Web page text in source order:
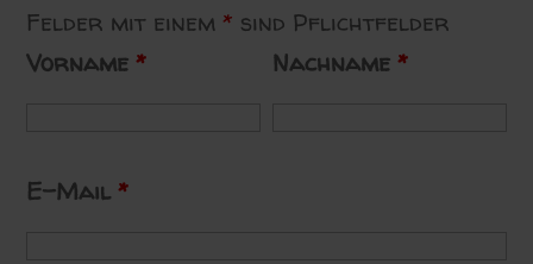
Felder mit einem * sind Pflichtfelder
Vorname* Nachname*
E-Mail*